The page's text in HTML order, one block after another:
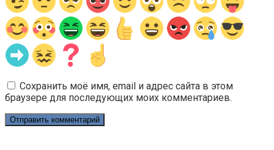
Сохранить моё имя, email и адрес сайта в этом
браузере для последующих моих комментариев.